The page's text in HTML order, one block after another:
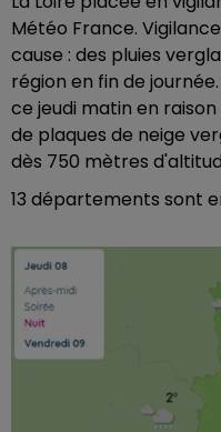
Météo France.
cause : des pluies
région en fin de
ce jeudi matin en
de plaques de neige
dès 750 mètres
13 départements sont